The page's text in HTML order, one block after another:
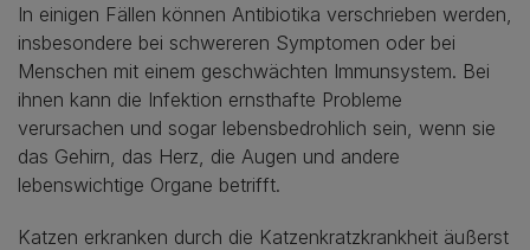
In einigen Fällen können Antibiotika verschrieben werden,
insbesondere bei schwereren Symptomen oder bei
Menschen mit einem geschwächten Immunsystem. Bei
ihnen kann die Infektion ernsthafte Probleme
verursachen und sogar lebensbedrohlich sein, wenn sie
das Gehirn, das Herz, die Augen und andere
lebenswichtige Organe betrifft.
Katzen erkranken durch die Katzenkratzkrankheit äußerst